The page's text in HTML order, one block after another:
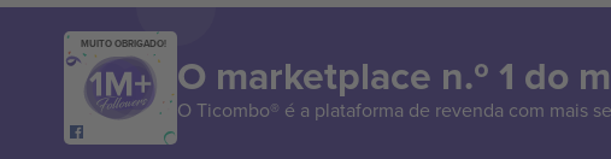
MUITO OBRIGADO!
O marketplace n.º 1 do
O Ticombo® é a plataforma de revenda com mais